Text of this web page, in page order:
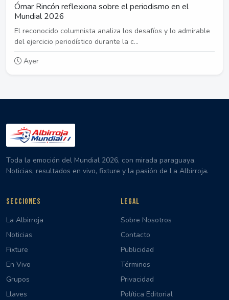
Ómar Rincón reflexiona sobre el periodismo en el
Mundial 2026
El reconocido columnista analiza los desafíos y lo admirable
del ejercicio periodístico durante la c...
Ayer
Toda la emoción del Mundial 2026, con mirada paraguaya.
Noticias, resultados en vivo, fixture y la pasión de La Albirroja.
SECCIONES
La Albirroja
Noticias
Fixture
En Vivo
Grupos
Llaves
LEGAL
Sobre Nosotros
Contacto
Publicidad
Términos
Privacidad
Política Editorial